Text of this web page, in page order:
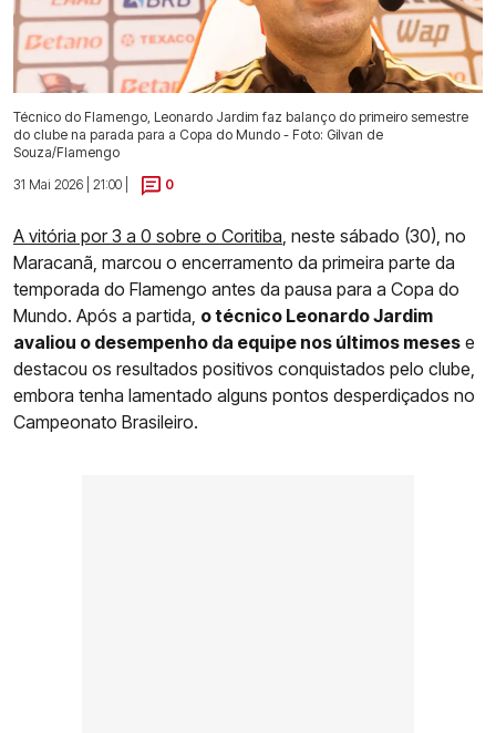
Técnico do Flamengo, Leonardo Jardim faz balanço do primeiro semestre
do clube na parada para a Copa do Mundo - Foto: Gilvan de
Souza/Flamengo
31 Mai 2026 | 21:00 |
0
A vitória por 3 a 0 sobre o Coritiba , neste sábado (30), no
Maracanã, marcou o encerramento da primeira parte da
temporada do Flamengo antes da pausa para a Copa do
Mundo. Após a partida, o técnico Leonardo Jardim
avaliou o desempenho da equipe nos últimos meses e
destacou os resultados positivos conquistados pelo clube,
embora tenha lamentado alguns pontos desperdiçados no
Campeonato Brasileiro.